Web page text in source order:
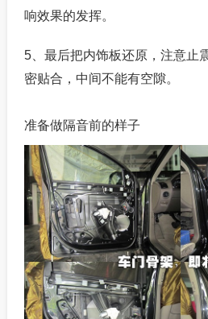
响效果的发挥。
5、最后把内饰板还原，注意止
密贴合，中间不能有空隙。
准备做隔音前的样子